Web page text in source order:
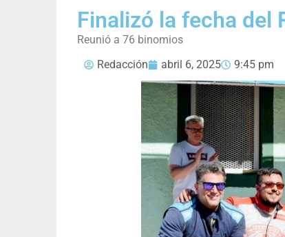
Finalizó la fecha del
Reunió a 76 binomios
Redacción
abril 6, 2025 9:45 pm